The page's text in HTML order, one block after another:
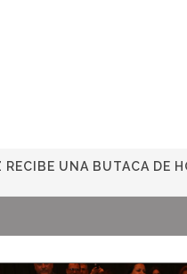
RECIBE UNA BUTACA DE